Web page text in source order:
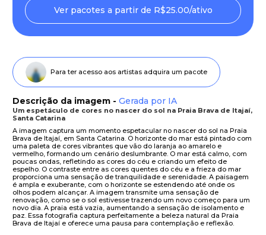
Ver pacotes a partir de R$25.00/ativo
Para ter acesso aos artistas adquira um pacote
Descrição da imagem - Gerada por IA
Um espetáculo de cores no nascer do sol na Praia Brava de Itajaí,
Santa Catarina
A imagem captura um momento espetacular no nascer do sol na Praia
Brava de Itajaí, em Santa Catarina. O horizonte do mar está pintado com
uma paleta de cores vibrantes que vão do laranja ao amarelo e
vermelho, formando um cenário deslumbrante. O mar está calmo, com
poucas ondas, refletindo as cores do céu e criando um efeito de
espelho. O contraste entre as cores quentes do céu e a frieza do mar
proporciona uma sensação de tranquilidade e serenidade. A paisagem
é ampla e exuberante, com o horizonte se estendendo até onde os
olhos podem alcançar. A imagem transmite uma sensação de
renovação, como se o sol estivesse trazendo um novo começo para um
novo dia. A praia está vazia, aumentando a sensação de isolamento e
paz. Essa fotografia captura perfeitamente a beleza natural da Praia
Brava de Itajaí e oferece uma pausa para contemplação e reflexão.